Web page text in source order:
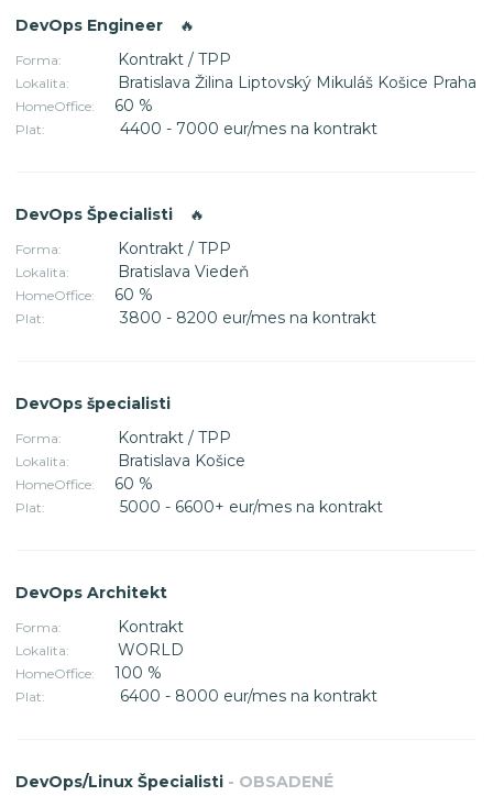
DevOps Engineer 🔥
Forma: Kontrakt / TPP
Lokalita: Bratislava Žilina Liptovský Mikuláš Košice Praha
HomeOffice: 60 %
Plat: 4400 - 7000 eur/mes na kontrakt
DevOps Špecialisti 🔥
Forma: Kontrakt / TPP
Lokalita: Bratislava Viedeň
HomeOffice: 60 %
Plat: 3800 - 8200 eur/mes na kontrakt
DevOps špecialisti
Forma: Kontrakt / TPP
Lokalita: Bratislava Košice
HomeOffice: 60 %
Plat: 5000 - 6600+ eur/mes na kontrakt
DevOps Architekt
Forma: Kontrakt
Lokalita: WORLD
HomeOffice: 100 %
Plat: 6400 - 8000 eur/mes na kontrakt
DevOps/Linux Špecialisti - OBSADENÉ